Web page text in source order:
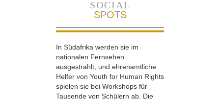
SOCIAL
SPOTS
In Südafrika werden sie im
nationalen Fernsehen
ausgestrahlt, und ehrenamtliche
Helfer von Youth for Human Rights
spielen sie bei Workshops für
Tausende von Schülern ab. Die